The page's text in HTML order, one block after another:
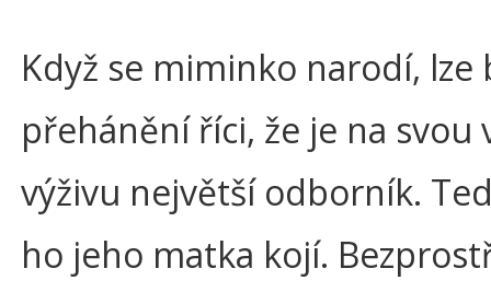
Když se miminko narodí, lze
přehánění říci, že je na svou
výživu největší odborník.
ho jeho matka kojí.